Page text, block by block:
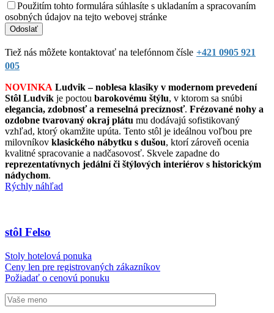
Použitím tohto formulára súhlasíte s ukladaním a spracovaním
osobných údajov na tejto webovej stránke
Tiež nás môžete kontaktovať na telefónnom čísle +421 0905 921
005
NOVINKA Ludvik – noblesa klasiky v modernom prevedení
Stôl Ludvik je poctou barokovému štýlu, v ktorom sa snúbi
elegancia, zdobnosť a remeselná precíznosť. Frézované nohy a
ozdobne tvarovaný okraj plátu mu dodávajú sofistikovaný
vzhľad, ktorý okamžite upúta. Tento stôl je ideálnou voľbou pre
milovníkov klasického nábytku s dušou, ktorí zároveň ocenia
kvalitné spracovanie a nadčasovosť. Skvele zapadne do
reprezentatívnych jedální či štýlových interiérov s historickým
nádychom.
Rýchly náhľad
stôl Felso
Stoly hotelová ponuka
Ceny len pre registrovaných zákazníkov
Požiadať o cenovú ponuku